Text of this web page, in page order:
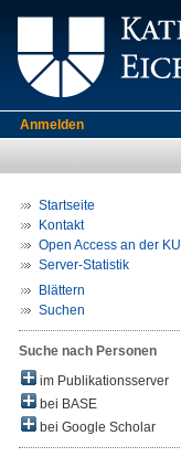
Anmelden
Startseite
Kontakt
Open Access an der KU
Server-Statistik
Blättern
Suchen
Suche nach Personen
im Publikationsserver
bei BASE
bei Google Scholar